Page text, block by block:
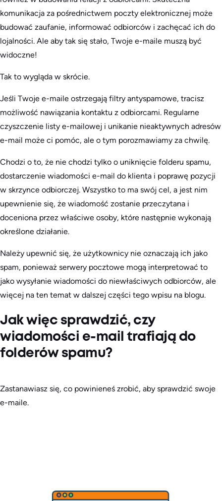
komunikacja za pośrednictwem poczty elektronicznej może
budować zaufanie, informować odbiorców i zachęcać ich do
lojalności. Ale aby tak się stało, Twoje e-maile muszą być
widoczne!
Tak to wygląda w skrócie.
Jeśli Twoje e-maile ostrzegają filtry antyspamowe, tracisz
możliwość nawiązania kontaktu z odbiorcami. Regularne
czyszczenie listy e-mailowej i unikanie nieaktywnych adresów
e-mail może ci pomóc, ale o tym porozmawiamy za chwilę.
Chodzi o to, że nie chodzi tylko o uniknięcie folderu spamu,
dostarczenie wiadomości e-mail do klienta i poprawę pozycji
w skrzynce odbiorczej. Wszystko to ma swój cel, a jest nim
upewnienie się, że wiadomość zostanie przeczytana i
doceniona przez właściwe osoby, które następnie wykonają
określone działanie.
Należy upewnić się, że użytkownicy nie oznaczają ich jako
spam, ponieważ serwery pocztowe mogą interpretować to
jako wysyłanie wiadomości do niewłaściwych odbiorców, ale
więcej na ten temat w dalszej części tego wpisu na blogu.
Jak więc sprawdzić, czy
wiadomości e-mail trafiają do
folderów spamu?
Zastanawiasz się, co powinieneś zrobić, aby sprawdzić swoje
e-maile.